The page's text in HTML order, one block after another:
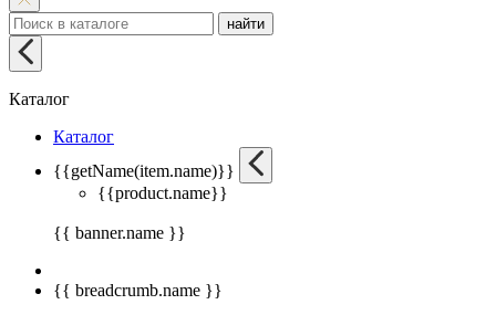
найти
Каталог
Каталог
{{getName(item.name)}}
{{product.name}}
{{ banner.name }}
{{ breadcrumb.name }}